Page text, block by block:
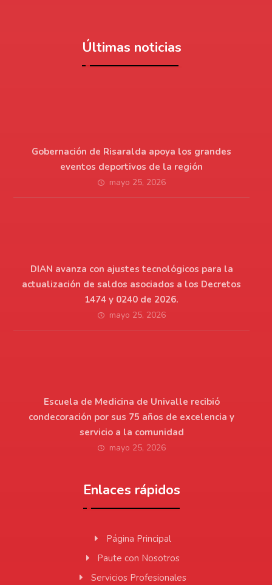
Últimas noticias
Gobernación de Risaralda apoya los grandes
eventos deportivos de la región
mayo 25, 2026
DIAN avanza con ajustes tecnológicos para la
actualización de saldos asociados a los Decretos
1474 y 0240 de 2026.
mayo 25, 2026
Escuela de Medicina de Univalle recibió
condecoración por sus 75 años de excelencia y
servicio a la comunidad
mayo 25, 2026
Enlaces rápidos
Página Principal
Paute con Nosotros
Servicios Profesionales